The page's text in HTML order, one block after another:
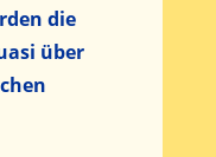
die
über